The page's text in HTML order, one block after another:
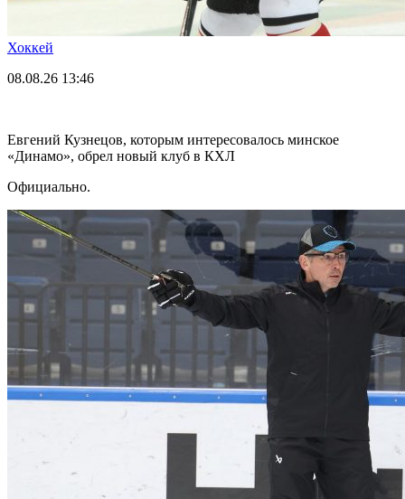
Хоккей
08.08.26 13:46
Евгений Кузнецов, которым интересовалось минское
«Динамо», обрел новый клуб в КХЛ
Официально.